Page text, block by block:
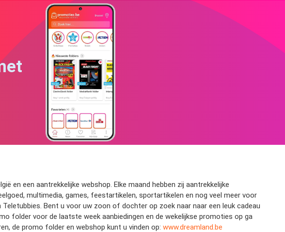
en een aantrekkelijke webshop. Elke maand hebben zij aantrekkelijke
multimedia, games, feestartikelen, sportartikelen en nog veel meer voor
Teletubbies. Bent u voor uw zoon of dochter op zoek naar naar een leuk cadeau
folder voor de laatste week aanbiedingen en de wekelijkse promoties op ga
de promo folder en webshop kunt u vinden op: www.dreamland.be